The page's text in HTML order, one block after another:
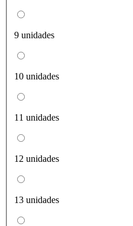
9 unidades
10 unidades
11 unidades
12 unidades
13 unidades